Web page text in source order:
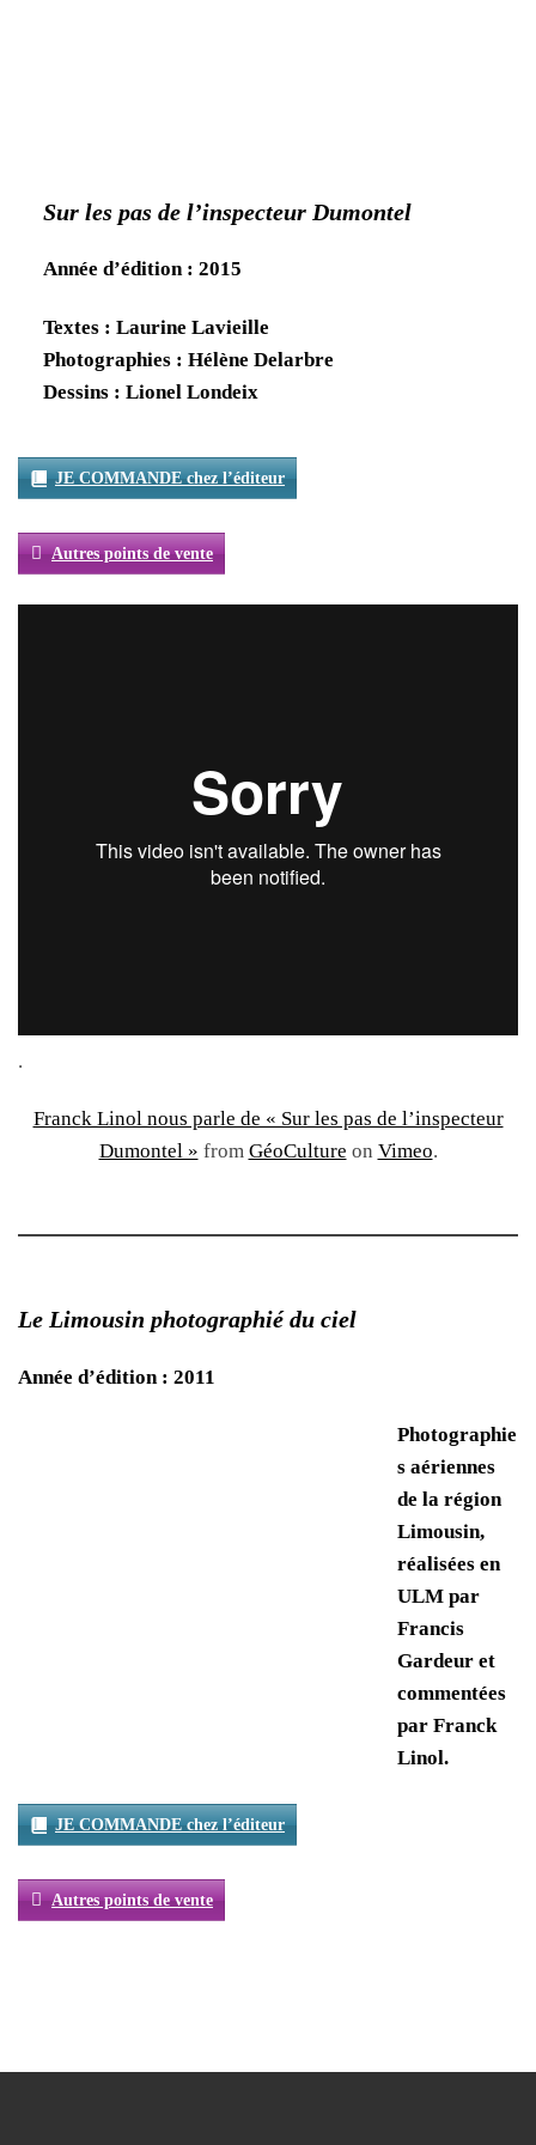
Sur les pas de l’inspecteur Dumontel
Année d’édition : 2015
Textes : Laurine Lavieille
Photographies : Hélène Delarbre
Dessins : Lionel Londeix
JE COMMANDE chez l’éditeur
Autres points de vente
.
Franck Linol nous parle de « Sur les pas de l’inspecteur
Dumontel » from GéoCulture on Vimeo.
Le Limousin photographié du ciel
Année d’édition : 2011
Photographie
s aériennes
de la région
Limousin,
réalisées en
ULM par
Francis
Gardeur et
commentées
par Franck
Linol.
JE COMMANDE chez l’éditeur
Autres points de vente